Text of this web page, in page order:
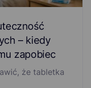
– kiedy
zapobiec
że tabletka